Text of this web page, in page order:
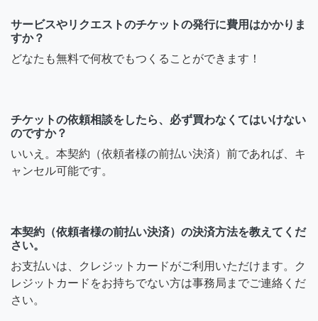
サービスやリクエストのチケットの発行に費用はかかりま
すか？
どなたも無料で何枚でもつくることができます！
チケットの依頼相談をしたら、必ず買わなくてはいけない
のですか？
いいえ。本契約（依頼者様の前払い決済）前であれば、キ
ャンセル可能です。
本契約（依頼者様の前払い決済）の決済方法を教えてくだ
さい。
お支払いは、クレジットカードがご利用いただけます。ク
レジットカードをお持ちでない方は事務局までご連絡くだ
さい。